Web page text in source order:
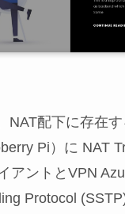
NAT配下に存在
Pi）に NAT
アントとVPN
Protocol